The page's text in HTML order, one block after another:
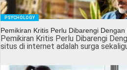
PSYCHOLOGY
Pemikiran Kritis Perlu Dibarengi
Pemikiran Kritis Perlu Dibarengi
situs di internet adalah surga